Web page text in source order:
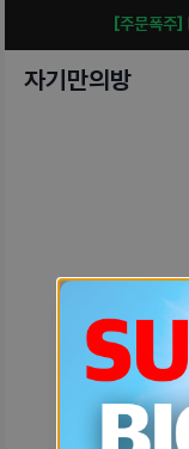
[주문폭주]
자기만의방